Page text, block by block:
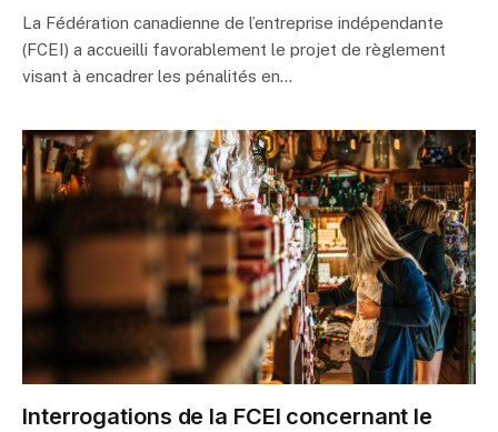
La Fédération canadienne de l’entreprise indépendante
(FCEI) a accueilli favorablement le projet de règlement
visant à encadrer les pénalités en…
Interrogations de la FCEI concernant le